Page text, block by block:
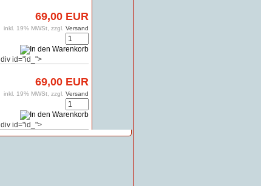
69,00 EUR
inkl. 19% MWSt, zzgl. Versand
div id="id_">
69,00 EUR
inkl. 19% MWSt, zzgl. Versand
div id="id_">